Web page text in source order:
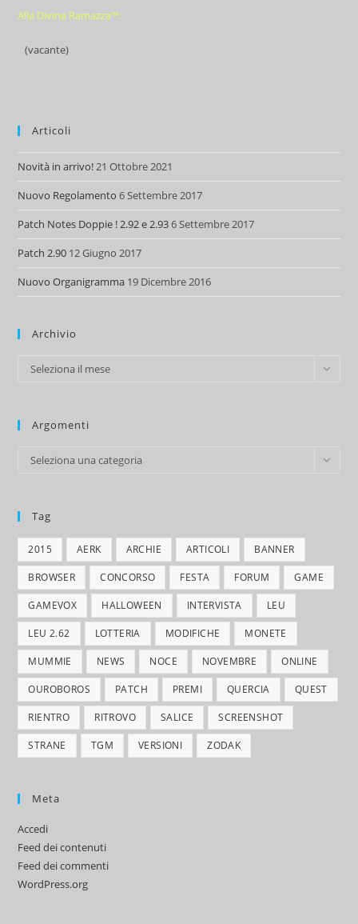
Alla Divina Ramazza™:
(vacante)
Articoli
Novità in arrivo!21 Ottobre 2021
Nuovo Regolamento 6 Settembre 2017
Patch Notes Doppie ! 2.92 e 2.936 Settembre 2017
Patch 2.90 12 Giugno 2017
Nuovo Organigramma 19 Dicembre 2016
Archivio
Archivio
Seleziona il mese
Argomenti
Argomenti
Seleziona una categoria
Tag
2015 AERK ARCHIE ARTICOLI BANNER
BROWSER CONCORSO FESTA FORUM GAME
GAMEVOX HALLOWEEN INTERVISTA LEU
LEU 2.62 LOTTERIA MODIFICHE MONETE
MUMMIE NEWS NOCE NOVEMBRE ONLINE
OUROBOROS PATCH PREMI QUERCIA QUEST
RIENTRO RITROVO SALICE SCREENSHOT
STRANE TGM VERSIONI ZODAK
Meta
Accedi
Feed dei contenuti
Feed dei commenti
WordPress.org